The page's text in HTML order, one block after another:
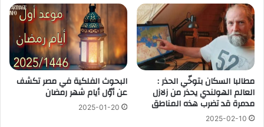
مطالبا السكان بتوخّي الحذر :
العالم الهولندي يحذر من زلازل
مدمرة قد تضرب هذه المناطق
2025-02-10
البحوث الفلكية في مصر تكشف
عن أوّل أيام شهر رمضان
2025-01-20